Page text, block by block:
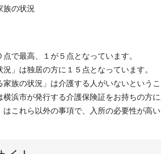
族の状況
点で最高、１が５点となっています。
」は独居の方に１５点となっています。
族の状況」は介護する人がいないというこ
浜市が発行する介護保険証をお持ちの方に
これら以外の事項で、入所の必要性が高